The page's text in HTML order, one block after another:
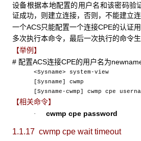
设备根据本地配置的用户名和该密码验
证成功，则建立连接，否则，不能建立连
一个ACS只能配置一个连接CPE的认证用
多次执行本命令，最后一次执行的命令生
【举例】
# 配置ACS连接CPE的用户名为newname
<Sysname> system-view
[Sysname] cwmp
[Sysname-cwmp] cwmp cpe
【相关命令】
· cwmp cpe password
1.1.17 cwmp cpe wait timeout